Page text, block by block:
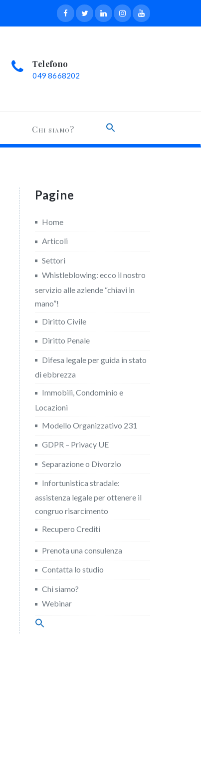
Telefono
049 8668202
Chi siamo?
Pagine
Home
Articoli
Settori
Whistleblowing: ecco il nostro
servizio alle aziende “chiavi in
mano”!
Diritto Civile
Diritto Penale
Difesa legale per guida in stato
di ebbrezza
Immobili, Condominio e
Locazioni
Modello Organizzativo 231
GDPR – Privacy UE
Separazione o Divorzio
Infortunistica stradale:
assistenza legale per ottenere il
congruo risarcimento
Recupero Crediti
Prenota una consulenza
Contatta lo studio
Chi siamo?
Webinar